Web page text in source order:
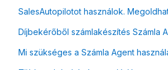
SalesAutopilotot használok.
Díjbekérőből számlakészítés Számla
Mi szükséges a Számla Agent